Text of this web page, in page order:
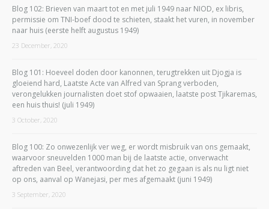
Blog 102: Brieven van maart tot en met juli 1949 naar NIOD, ex libris,
permissie om TNI-boef dood te schieten, staakt het vuren, in november
naar huis (eerste helft augustus 1949)
23 December, 2020
Blog 101: Hoeveel doden door kanonnen, terugtrekken uit Djogja is
gloeiend hard, Laatste Acte van Alfred van Sprang verboden,
verongelukken journalisten doet stof opwaaien, laatste post Tjikaremas,
een huis thuis! (juli 1949)
3 October, 2020
Blog 100: Zo onwezenlijk ver weg, er wordt misbruik van ons gemaakt,
waarvoor sneuvelden 1000 man bij de laatste actie, onverwacht
aftreden van Beel, verantwoording dat het zo gegaan is als nu ligt niet
op ons, aanval op Wanejasi, per mes afgemaakt (juni 1949)
3 September, 2020